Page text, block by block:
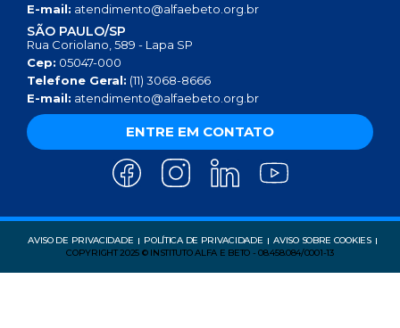
E-mail: atendimento@alfaebeto.org.br
SÃO PAULO/SP
Rua Coriolano, 589 - Lapa SP
Cep: 05047-000
Telefone Geral: (11) 3068-8666
E-mail: atendimento@alfaebeto.org.br
ENTRE EM CONTATO
AVISO DE PRIVACIDADE POLÍTICA DE PRIVACIDADE
AVISO SOBRE COOKIES
COPYRIGHT 2025 © INSTITUTO ALFA E BETO - 08.458.084/0001-13